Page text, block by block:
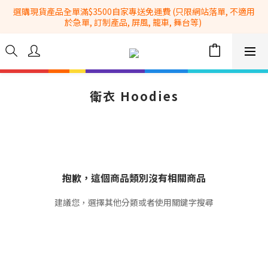
全港No.1一站式設備租售及採購服務供應商
選購現貨產品全單滿$3500自家專送免運費 (只限網站落單, 不適用
於急單, 訂制產品, 屏風, 籠車, 舞台等)
info@hkbasket.com
衛衣 Hoodies
抱歉，這個商品類別沒有相關商品
建議您，選擇其他分類或者使用關鍵字搜尋